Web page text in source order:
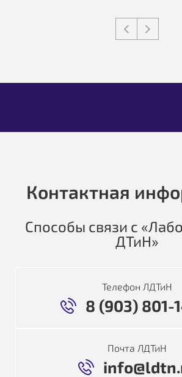
Контактная
Способы связи с
ДТиН»
Телефон ЛДТиН
8 (903) 801-
Почта ЛДТиН